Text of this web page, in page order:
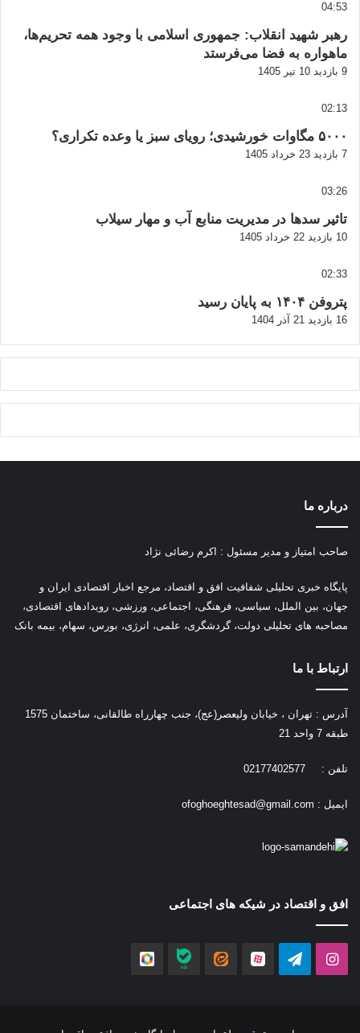
04:53
رهبر شهید انقلاب: جمهوری اسلامی با وجود همه تحریم‌ها،
ماهواره به فضا می‌فرستد
9 بازدید 10 تیر 1405
02:13
۵۰۰۰ مگاوات خورشیدی؛ رویای سبز یا وعده تکراری؟
7 بازدید 23 خرداد 1405
03:26
تاثیر سدها در مدیریت منابع آب و مهار سیلاب
10 بازدید 22 خرداد 1405
02:33
پتروفن ۱۴۰۴ به پایان رسید
16 بازدید 21 آذر 1404
درباره ما
صاحب امتیاز و مدیر مسئول : اکرم رضائی نژاد
پایگاه خبری تحلیلی شفافیت افق و اقتصاد، مرجع اخبار اقتصادی ایران و
جهان، بین الملل، سیاسی، فرهنگی، اجتماعی، ورزشی، رویدادهای اقتصادی،
مصاحبه های تحلیلی دولت، گردشگری، علمی، انرژی، بورس، سهام، بیمه بانک
ارتباط با ما
آدرس : تهران ، خیابان ولیعصر(عج)، جنب چهارراه طالقانی، ساختمان 1575
طبقه 7 واحد 21
تلفن : 02177402577
ایمیل : ofoghoeghtesad@gmail.com
افق و اقتصاد در شیکه های اجتماعی
اینستاگرامتلگرام آپارات ایتا بله